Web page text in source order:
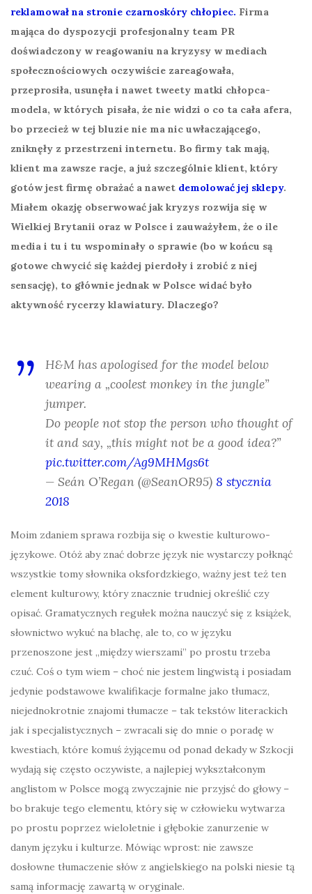
reklamował na stronie czarnoskóry chłopiec. Firma
mająca do dyspozycji profesjonalny team PR
doświadczony w reagowaniu na kryzysy w mediach
społecznościowych oczywiście zareagowała,
przeprosiła, usunęła i nawet tweety matki chłopca-
modela, w których pisała, że nie widzi o co ta cała afera,
bo przecież w tej bluzie nie ma nic uwłaczającego,
zniknęły z przestrzeni internetu. Bo firmy tak mają,
klient ma zawsze racje, a już szczególnie klient, który
gotów jest firmę obrażać a nawet demolować jej sklepy.
Miałem okazję obserwować jak kryzys rozwija się w
Wielkiej Brytanii oraz w Polsce i zauważyłem, że o ile
media i tu i tu wspominały o sprawie (bo w końcu są
gotowe chwycić się każdej pierdoły i zrobić z niej
sensację), to głównie jednak w Polsce widać było
aktywność rycerzy klawiatury. Dlaczego?
H&M has apologised for the model below
wearing a „coolest monkey in the jungle”
jumper.
Do people not stop the person who thought of
it and say, „this might not be a good idea?”
pic.twitter.com/Ag9MHMgs6t
— Seán O’Regan (@SeanOR95) 8 stycznia
2018
Moim zdaniem sprawa rozbija się o kwestie kulturowo-
językowe. Otóż aby znać dobrze język nie wystarczy połknąć
wszystkie tomy słownika oksfordzkiego, ważny jest też ten
element kulturowy, który znacznie trudniej określić czy
opisać. Gramatycznych regułek można nauczyć się z książek,
słownictwo wykuć na blachę, ale to, co w języku
przenoszone jest „między wierszami” po prostu trzeba
czuć. Coś o tym wiem – choć nie jestem lingwistą i posiadam
jedynie podstawowe kwalifikacje formalne jako tłumacz,
niejednokrotnie znajomi tłumacze – tak tekstów literackich
jak i specjalistycznych – zwracali się do mnie o poradę w
kwestiach, które komuś żyjącemu od ponad dekady w Szkocji
wydają się często oczywiste, a najlepiej wykształconym
anglistom w Polsce mogą zwyczajnie nie przyjsć do głowy –
bo brakuje tego elementu, który się w człowieku wytwarza
po prostu poprzez wieloletnie i głębokie zanurzenie w
danym języku i kulturze. Mówiąc wprost: nie zawsze
dosłowne tłumaczenie słów z angielskiego na polski niesie tą
samą informację zawartą w oryginale.